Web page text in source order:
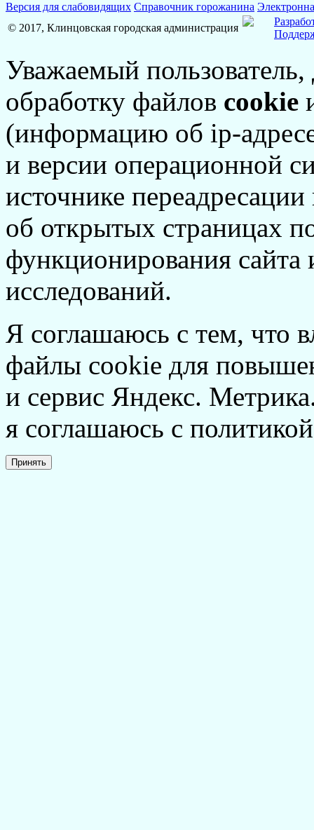
Версия для слабовидящих Справочник горожанина
© 2017, Клинцовская городская администрация
Уважаемый
обработку файлов cookie
(информацию об ip-
и версии операционной
источнике переадресации
об открытых страницах
функционирования сайта
исследований.
Я соглашаюсь с тем, что
файлы cookie для
и сервис Яндекс.
я соглашаюсь с
Принять